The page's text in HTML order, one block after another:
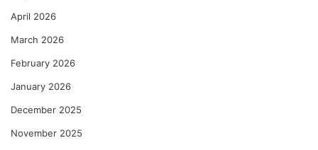
April 2026
March 2026
February 2026
January 2026
December 2025
November 2025